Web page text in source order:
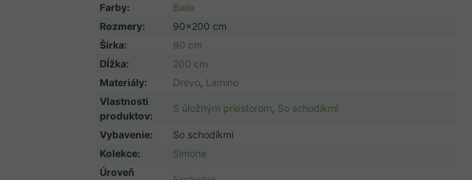
Farby:
Biela
Rozmery:
90x200 cm
Šírka:
90 cm
Dĺžka:
200 cm
Materiály: Drevo Lamino
Vlastnosti
produktov:
S úložným priestorom So schodíkmi
Vybavenie:
So schodíkmi
Kolekce:
Simone
Úroveň